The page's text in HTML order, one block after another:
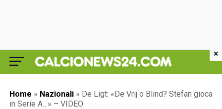
Home » Nazionali » De Ligt: «De Vrij o Blind? Stefan gioca
in Serie A…» – VIDEO
×